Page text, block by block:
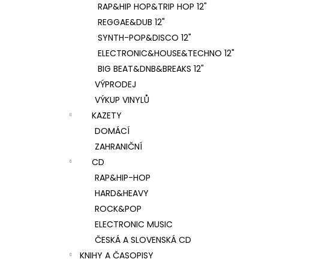
RAP&HIP HOP&TRIP HOP 12"
REGGAE&DUB 12"
SYNTH-POP&DISCO 12"
ELECTRONIC&HOUSE&TECHNO 12"
BIG BEAT&DNB&BREAKS 12"
VÝPRODEJ
VÝKUP VINYLŮ
KAZETY
DOMÁCÍ
ZAHRANIČNÍ
CD
RAP&HIP-HOP
HARD&HEAVY
ROCK&POP
ELECTRONIC MUSIC
ČESKÁ A SLOVENSKÁ CD
KNIHY A ČASOPISY